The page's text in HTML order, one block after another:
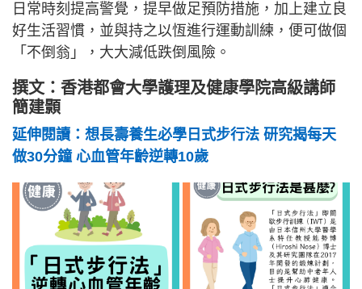
日常時刻提高警覺，提早做足預防措施，加上建立良
好生活習慣，並與持之以恆進行運動訓練，便可做個
「不倒翁」，大大減低跌倒風險。
撰文：香港都會大學護理及健康學院高級講師
簡建顥
延伸閱讀：想長壽養生必學日式步行法 研究揭每天
做30分鐘 心血管年齡逆轉10歲